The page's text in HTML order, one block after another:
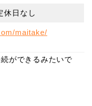
日なし
maitake/
ができるみたいで